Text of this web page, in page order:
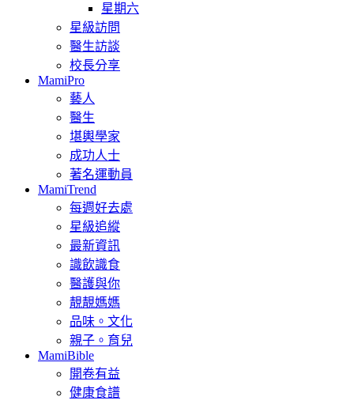
星期六
星級訪問
醫生訪談
校長分享
MamiPro
藝人
醫生
堪輿學家
成功人士
著名運動員
MamiTrend
每週好去處
星級追縱
最新資訊
識飲識食
醫護與你
靚靚媽媽
品味。文化
親子。育兒
MamiBible
開卷有益
健康食譜